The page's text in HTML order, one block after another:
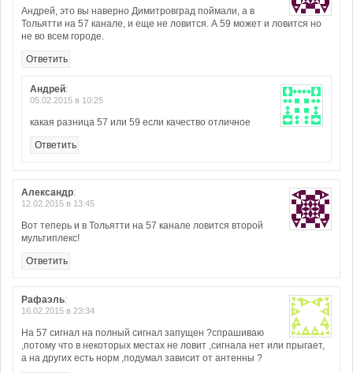
Андрей, это вы наверно Димитровград поймали, а в
Тольятти на 57 канале, и еще не ловится. А 59 может и ловится но
не во всем городе.
Ответить
Андрей:
05.02.2015 в 10:25
какая разница 57 или 59 если качество отличное
Ответить
Александр:
12.02.2015 в 13:45
Вот теперь и в Тольятти на 57 канале ловится второй
мультиплекс!
Ответить
Рафаэль:
16.02.2015 в 23:34
На 57 сигнал на полный сигнал запущен ?спрашиваю
,потому что в некоторых местах не ловит ,сигнала нет или прыгает,
а на других есть норм ,подумал зависит от антенны ?